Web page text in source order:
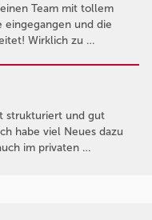
Team mit tollem
eingegangen und die
Wirklich zu …
strukturiert und gut
habe viel Neues dazu
im privaten …